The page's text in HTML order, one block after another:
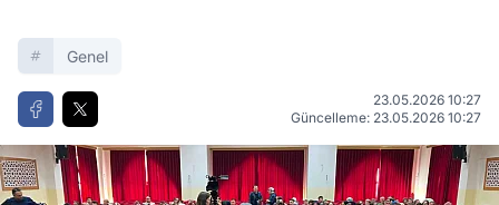
Genel
23.05.2026 10:27
Güncelleme: 23.05.2026 10:27